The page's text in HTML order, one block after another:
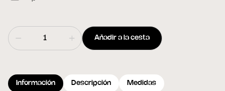
Añadir a la cesta
Información Descripción Medidas